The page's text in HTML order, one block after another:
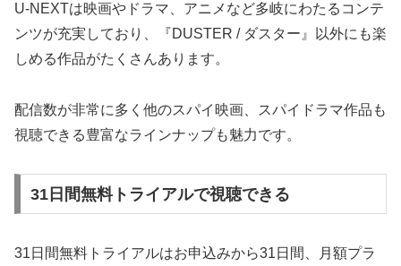
U-NEXTは映画やドラマ、アニメなど多岐にわたるコンテ
ンツが充実しており、『DUSTER / ダスター』以外にも楽
しめる作品がたくさんあります。
配信数が非常に多く他のスパイ映画、スパイドラマ作品も
視聴できる豊富なラインナップも魅力です。
31日間無料トライアルで視聴できる
31日間無料トライアルはお申込みから31日間、月額プラ